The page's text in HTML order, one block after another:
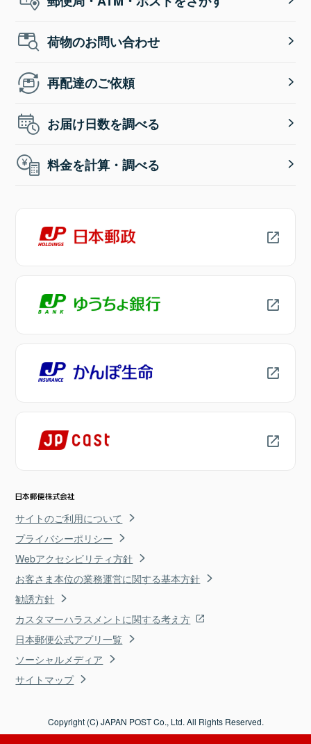
荷物のお問い合わせ
再配達のご依頼
お届け日数を調べる
料金を計算・調べる
サイトのご利用について
プライバシーポリシー
Webアクセシビリティ方針
お客さま本位の業務運営に関する基本方針
勧誘方針
カスタマーハラスメントに関する考え方
日本郵便公式アプリ一覧
ソーシャルメディア
サイトマップ
Copyright (C) JAPAN POST Co., Ltd. All Rights Reserved.